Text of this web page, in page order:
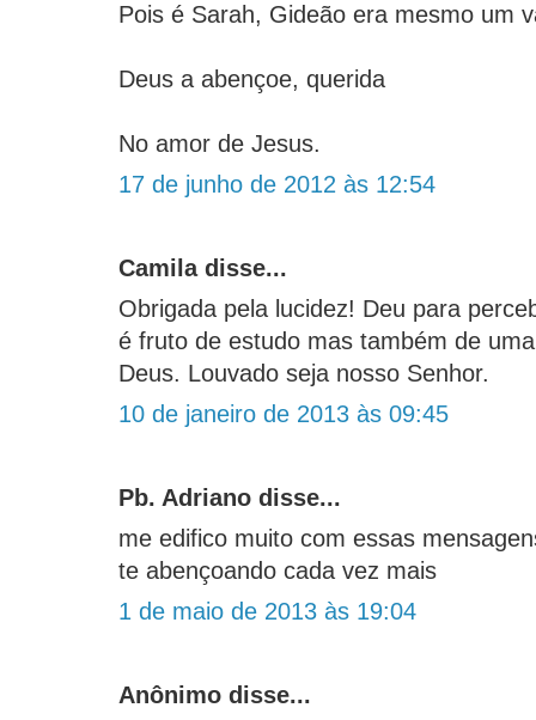
Pois é Sarah, Gideão era mesmo um
Deus a abençoe, querida
No amor de Jesus.
17 de junho de 2012 às 12:54
Camila disse...
Obrigada pela lucidez! Deu para
é fruto de estudo mas também de
Deus. Louvado seja nosso Senhor.
10 de janeiro de 2013 às 09:45
Pb. Adriano disse...
me edifico muito com essas
te abençoando cada vez mais
1 de maio de 2013 às 19:04
Anônimo disse...